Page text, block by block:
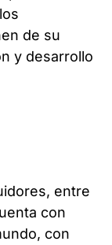
de su
y desarrollo
entre
con
con